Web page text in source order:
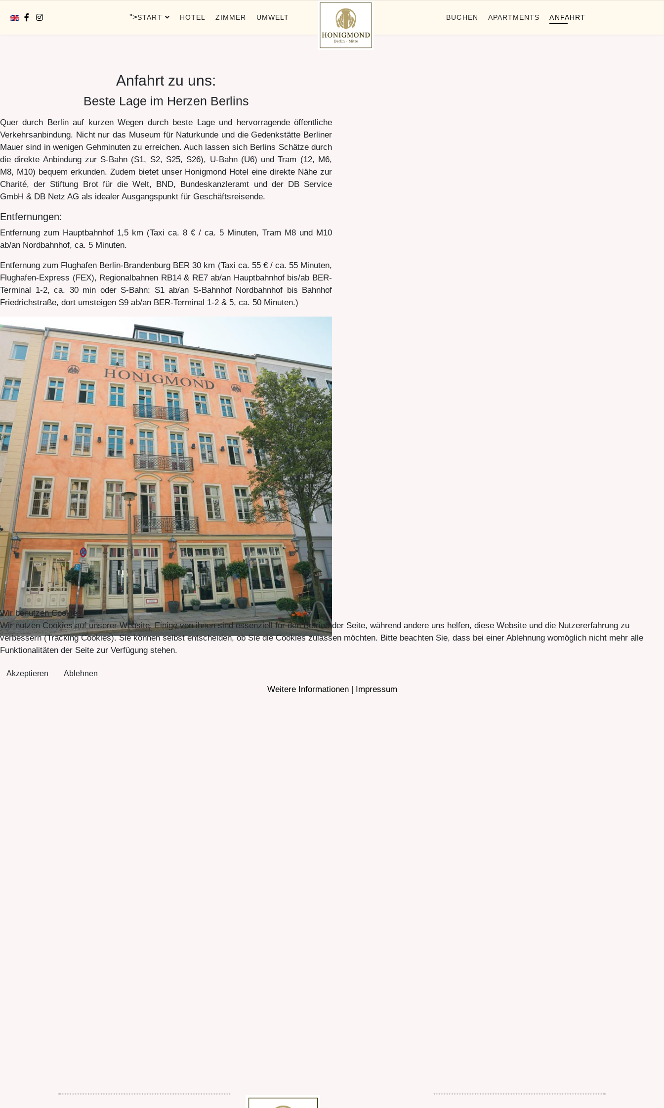
Sprache auswählen ">START HOTEL ZIMMER UMWELT BUCHEN APARTMENTS ANFAHRT
Anfahrt zu uns:
Beste Lage im Herzen Berlins
Quer durch Berlin auf kurzen Wegen durch beste Lage und hervorragende öffentliche
Verkehrsanbindung. Nicht nur das Museum für Naturkunde und die Gedenkstätte Berliner
Mauer sind in wenigen Gehminuten zu erreichen. Auch lassen sich Berlins Schätze durch
die direkte Anbindung zur S-Bahn (S1, S2, S25, S26), U-Bahn (U6) und Tram (12, M6,
M8, M10) bequem erkunden. Zudem bietet unser Honigmond Hotel eine direkte Nähe zur
Charité, der Stiftung Brot für die Welt, BND, Bundeskanzleramt und der DB Service
GmbH & DB Netz AG als idealer Ausgangspunkt für Geschäftsreisende.
Entfernungen:
Entfernung zum Hauptbahnhof 1,5 km (Taxi ca. 8 € / ca. 5 Minuten, Tram M8 und M10
ab/an Nordbahnhof, ca. 5 Minuten.
Entfernung zum Flughafen Berlin-Brandenburg BER 30 km (Taxi ca. 55 € / ca. 55 Minuten,
Flughafen-Express (FEX), Regionalbahnen RB14 & RE7 ab/an Hauptbahnhof bis/ab BER-
Terminal 1-2, ca. 30 min oder S-Bahn: S1 ab/an S-Bahnhof Nordbahnhof bis Bahnhof
Friedrichstraße, dort umsteigen S9 ab/an BER-Terminal 1-2 & 5, ca. 50 Minuten.)
Wir benutzen Cookies
Wir nutzen Cookies auf unserer Website. Einige von ihnen sind essenziell für den Betrieb der Seite, während andere uns helfen, diese Website und die Nutzererfahrung zu
verbessern (Tracking Cookies). Sie können selbst entscheiden, ob Sie die Cookies zulassen möchten. Bitte beachten Sie, dass bei einer Ablehnung womöglich nicht mehr alle
Funktionalitäten der Seite zur Verfügung stehen.
Akzeptieren Ablehnen
Weitere Informationen| Impressum